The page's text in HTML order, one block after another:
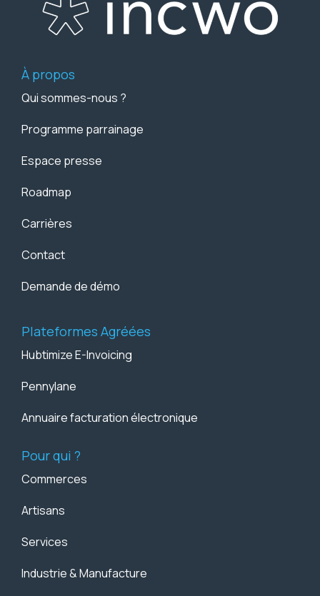
À propos
Qui sommes-nous ?
Programme parrainage
Espace presse
Roadmap
Carrières
Contact
Demande de démo
Plateformes Agréées
Hubtimize E-Invoicing
Pennylane
Annuaire facturation électronique
Pour qui ?
Commerces
Artisans
Services
Industrie & Manufacture